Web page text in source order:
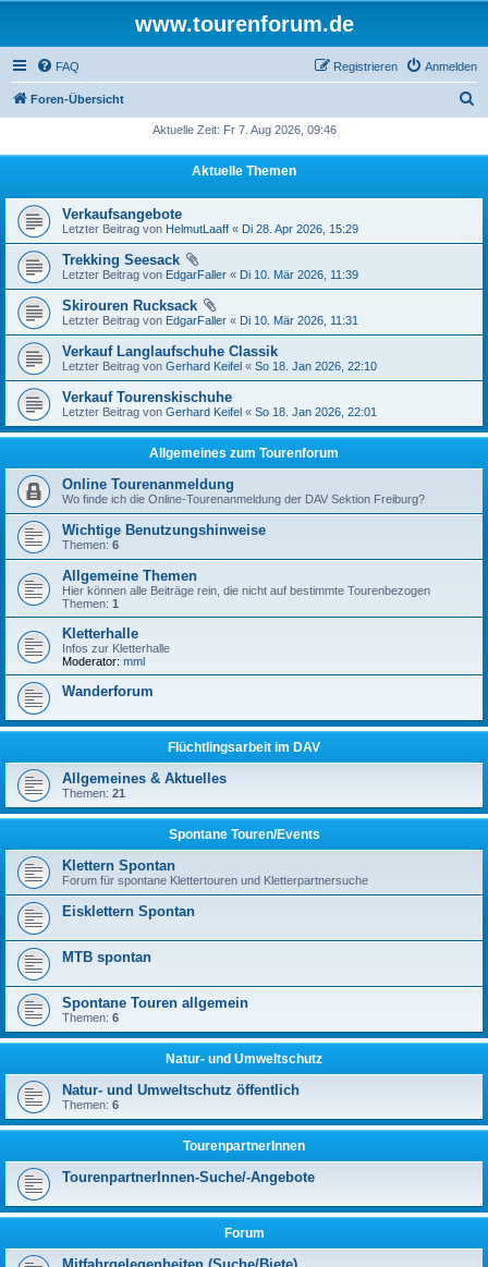
www.tourenforum.de
FAQ Anmelden
Registrieren
Foren-Übersicht
e
Aktuelle Zeit: Fr 7. Aug 2026, 09:46
Aktuelle Themen
Verkaufsangebote
Letzter Beitrag von HelmutLaaff « Di 28. Apr 2026, 15:29
Trekking Seesack
Letzter Beitrag von EdgarFaller « Di 10. Mär 2026, 11:39
Skirouren Rucksack
Letzter Beitrag von EdgarFaller « Di 10. Mär 2026, 11:31
Verkauf Langlaufschuhe Classik
Letzter Beitrag von Gerhard Keifel « So 18. Jan 2026, 22:10
Verkauf Tourenskischuhe
Letzter Beitrag von Gerhard Keifel « So 18. Jan 2026, 22:01
Allgemeines zum Tourenforum
Online Tourenanmeldung
Wo finde ich die Online-Tourenanmeldung der DAV Sektion Freiburg?
Wichtige Benutzungshinweise
Themen: 6
Allgemeine Themen
Hier können alle Beiträge rein, die nicht auf bestimmte Tourenbezogen
Themen: 1
Kletterhalle
Infos zur Kletterhalle
Moderator: mml
Wanderforum
Flüchtlingsarbeit im DAV
Allgemeines & Aktuelles
Themen: 21
Spontane Touren/Events
Klettern Spontan
Forum für spontane Klettertouren und Kletterpartnersuche
Eisklettern Spontan
MTB spontan
Spontane Touren allgemein
Themen: 6
Natur- und Umweltschutz
Natur- und Umweltschutz öffentlich
Themen: 6
TourenpartnerInnen
TourenpartnerInnen-Suche/-Angebote
Forum